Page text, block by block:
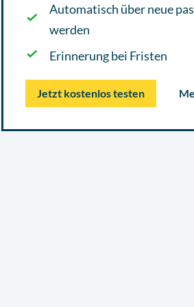
Automatisch über neue
werden
Erinnerung bei Fristen
Jetzt kostenlos testen